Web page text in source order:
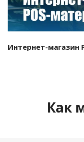
Интернет-магазин
Как